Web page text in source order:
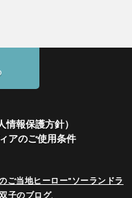
報保護方針）
アのご使用条件
ご当地ヒーロー"ソーランドラ
子のブログ.